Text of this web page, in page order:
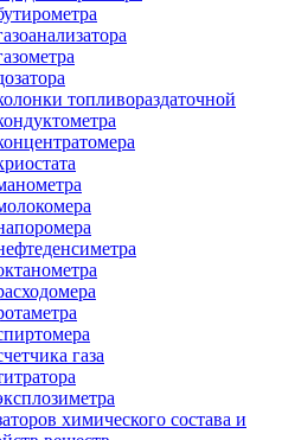
топливораздаточной
газа
химического состава и